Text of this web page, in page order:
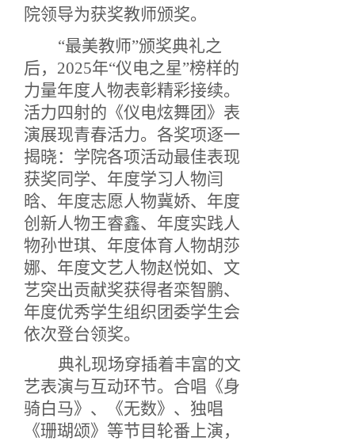
院领导为获奖教师颁奖。
“最美教师”颁奖典礼之
后， 2025年“仪电之星”榜样的
力量年度人物表彰精彩接续。
活力四射的《仪电炫舞团》表
演展现青春活力。各奖项逐一
揭晓： 学院各项活动最佳表现
获奖同学、年度学习人物闫
晗、年度志愿人物冀娇、年度
创新人物王睿鑫、年度实践人
物孙世琪、年度体育人物胡莎
娜、年度文艺人物赵悦如、文
艺突出贡献奖获得者栾智鹏、
年度优秀学生组织团委学生会
依次登台领奖。
典礼现场穿插着丰富的文
艺表演与互动环节。合唱《身
骑白马》 、 《无数》、独唱
《珊瑚颂》等节目轮番上演，